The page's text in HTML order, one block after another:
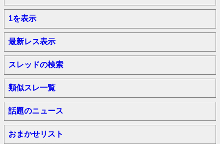
1を表示
最新レス表示
スレッドの検索
類似スレ一覧
話題のニュース
おまかせリスト